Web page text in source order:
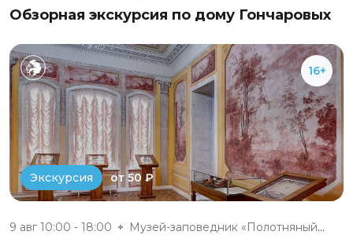
Обзорная экскурсия по дому Гончаровых
16+
Экскурсия от 50 ₽
9 авг 10:00 - 18:00 Музей-заповедник «Полотняный З...